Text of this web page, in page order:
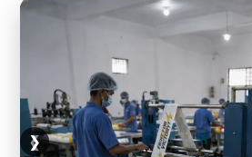
❮
❯